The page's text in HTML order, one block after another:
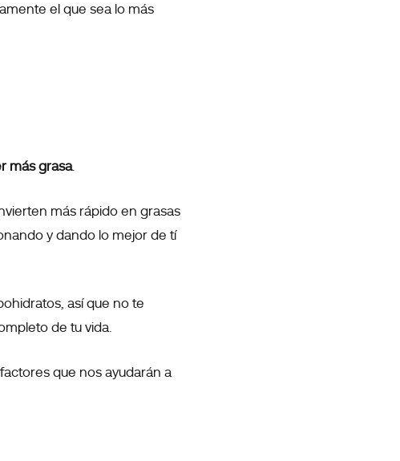
el que sea lo más
más grasa.
más rápido en grasas
y dando lo mejor de tí
así que no te
de tu vida.
que nos ayudarán a